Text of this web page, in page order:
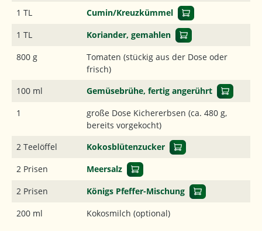
1 TL
Cumin/Kreuzkümmel
1 TL
Koriander, gemahlen
800 g
Tomaten (stückig aus der Dose oder
frisch)
100 ml
Gemüsebrühe, fertig angerührt
1
große Dose Kichererbsen (ca. 480 g,
bereits vorgekocht)
2 Teelöffel
Kokosblütenzucker
2 Prisen
Meersalz
2 Prisen
Königs Pfeffer-Mischung
200 ml
Kokosmilch (optional)